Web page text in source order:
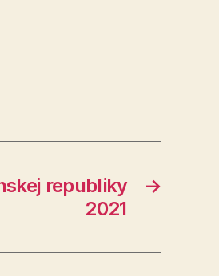
→
republiky
2021